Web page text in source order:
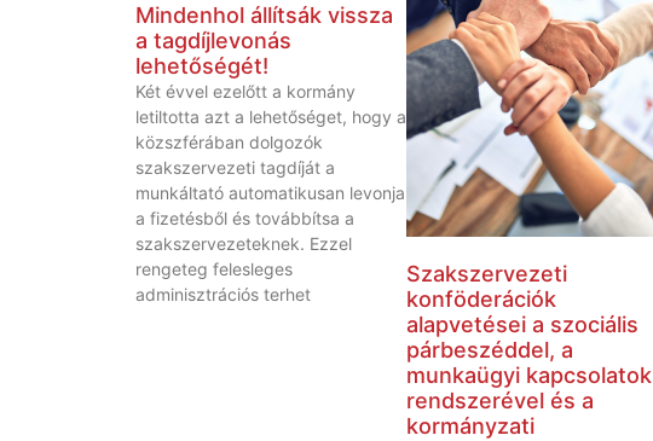
Mindenhol állítsák vissza
a tagdíjlevonás
lehetőségét!
Két évvel ezelőtt a kormány
letiltotta azt a lehetőséget, hogy a
közszférában dolgozók
szakszervezeti tagdíját a
munkáltató automatikusan levonja
a fizetésből és továbbítsa a
szakszervezeteknek. Ezzel
rengeteg felesleges
adminisztrációs terhet
Szakszervezeti
konföderációk
alapvetései a szociális
párbeszéddel, a
munkaügyi kapcsolatok
rendszerével és a
kormányzati